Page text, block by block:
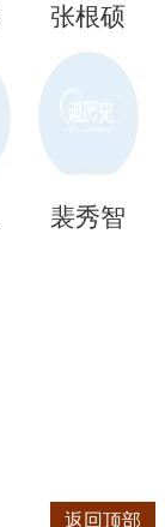
张根硕
裴秀智
返回顶部